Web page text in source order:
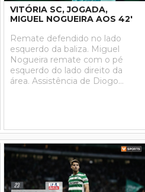
VITÓRIA SC, JOGADA,
MIGUEL NOGUEIRA AOS 42'
Remate defendido no lado
esquerdo da baliza. Miguel
Nogueira remate com o pé
esquerdo do lado direito da
área. Assistência de Diogo